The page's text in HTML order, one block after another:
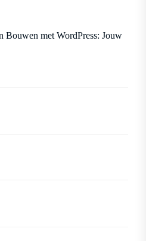
Bouwen met WordPress: Jouw